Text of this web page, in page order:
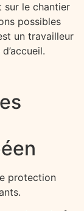
sur le chantier
possibles
un travailleur
protection